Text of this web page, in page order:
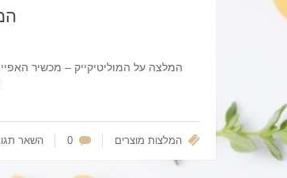
המלצות מוצרים 0 השאר